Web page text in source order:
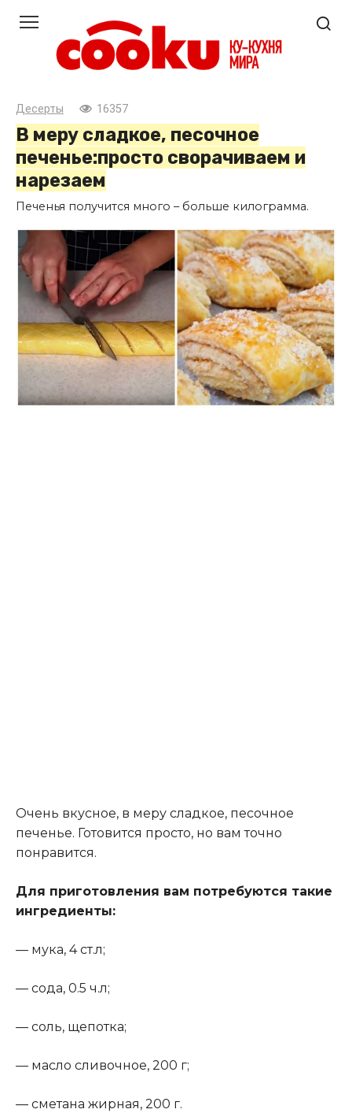
контенту
Десерты 16357
В меру сладкое, песочное
печенье:просто сворачиваем и
нарезаем
Печенья получится много – больше килограмма.
Очень вкусное, в меру сладкое, песочное
печенье. Готовится просто, но вам точно
понравится.
Для приготовления вам потребуются такие
ингредиенты:
— мука, 4 ст.л;
— сода, 0.5 ч.л;
— соль, щепотка;
— масло сливочное, 200 г;
— сметана жирная, 200 г.